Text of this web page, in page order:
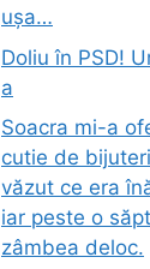
ușa…
Doliu în PSD!
a
Soacra mi-a
cutie de
văzut ce era
iar peste o
zâmbea deloc.